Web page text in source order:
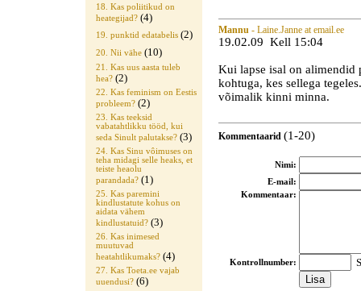
18. Kas poliitikud on
heategijad? (4)
19. punktid edatabelis (2)
20. Nii vähe (10)
21. Kas uus aasta tuleb
hea? (2)
22. Kas feminism on Eestis
probleem? (2)
23. Kas teeksid
vabatahtlikku tööd, kui
seda Sinult palutakse? (3)
24. Kas Sinu vôimuses on
teha midagi selle heaks, et
teiste heaolu
parandada? (1)
25. Kas paremini
kindlustatute kohus on
aidata vähem
kindlustatuid? (3)
26. Kas inimesed
muutuvad
heatahtlikumaks? (4)
27. Kas Toeta.ee vajab
uuendusi? (6)
Mannu - Laine.Janne at email.ee
19.02.09 Kell 15:04
Kui lapse isal on alimendid
kohtuga, kes sellega
võimalik kinni minna.
Kommentaarid (1-20)
Nimi:
E-mail:
Kommentaar:
Kontrollnumber: